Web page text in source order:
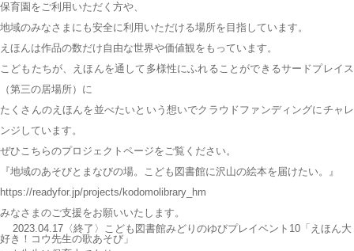
保育園をご利用いただく方や、
地域のみなさまにも安全に利用いただける場所を目指しています。
えほんは作品の数だけ自由な世界や価値観をもっています。
こどもたちが、えほんを通して多様性にふれることができるサードプレイス
（第三の居場所）に
たくさんのえほんを並べたいという想いでクラウドファンディングにチャレ
ンジしています。
ぜひこちらのプロジェクトページをご覧ください。
『地域のあそびとまなびの場。こども図書館に沢山の絵本を届けたい。』
https://readyfor.jp/projects/kodomolibrary_hm
みなさまのご支援をお願いいたします。
2023.04.17〈終了〉こども図書館みどりのゆびプレイベント10「えほん大
好き！コウ先生の歌あそび」